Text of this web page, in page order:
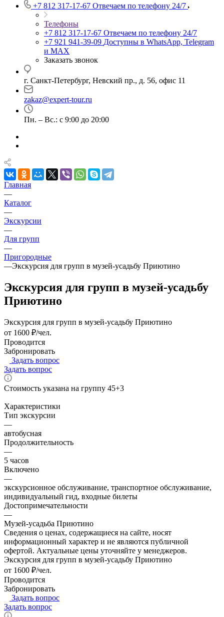
+7 812 317-17-67 Отвечаем по телефону 24/7
Телефоны
+7 812 317-17-67 Отвечаем по телефону 24/7
+7 921 941-39-09 Доступны в WhatsApp, Telegram
и MAX
Заказать звонок
г. Санкт-Петербург, Невский пр., д. 56, офис 11
zakaz@expert-tour.ru
Пн. – Вс.: с 9:00 до 20:00
Главная
—
Каталог
—
Экскурсии
—
Для групп
—
Пригородные
—Экскурсия для групп в музей-усадьбу Приютино
Экскурсия для групп в музей-усадьбу
Приютино
Экскурсия для групп в музей-усадьбу Приютино
от 1600 ₽/чел.
Проводится
Забронировать
Задать вопрос
Задать вопрос
Стоимость указана на группу 45+3
Характеристики
Тип экскурсии
—
автобусная
Продолжительность
—
5 часов
Включено
—
экскурсионное обслуживание, транспортное обслуживание,
индивидуальный гид, входные билеты
Достопримечательности
—
Музей-усадьба Приютино
Сведения о ценах, содержащиеся на сайте, носят
информационный характер и не являются публичной
офертой. Актуальные цены уточняйте у менеджеров.
Экскурсия для групп в музей-усадьбу Приютино
от 1600 ₽/чел.
Проводится
Забронировать
Задать вопрос
Задать вопрос